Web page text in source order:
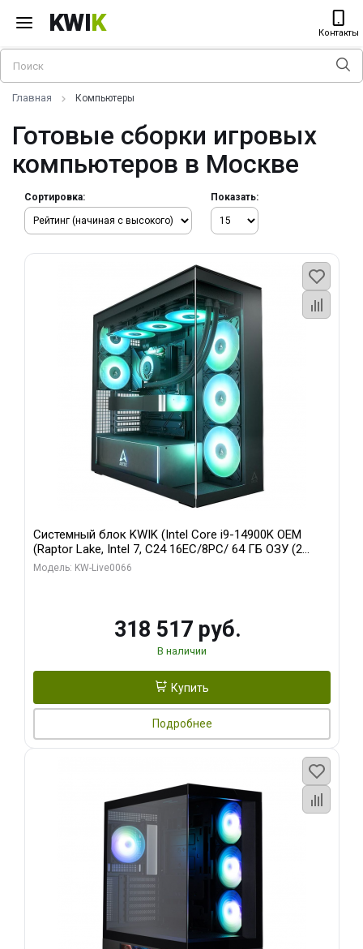
KWIK Контакты
Главная Компьютеры
Готовые сборки игровых
компьютеров в Москве
Сортировка: Показать:
Системный блок KWIK (Intel Core i9-14900K OEM
(Raptor Lake, Intel 7, C24 16EC/8PC/ 64 ГБ ОЗУ (2
модуля)/ Gigabyte RTX5080 XTREME WATERFORCE
Модель: KW-Live0066
318 517 руб.
В наличии
Купить
Подробнее